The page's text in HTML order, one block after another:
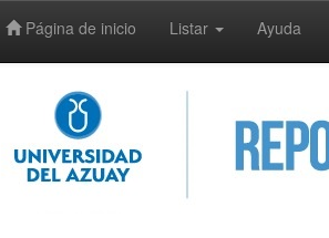
Página de inicio Listar Ayuda